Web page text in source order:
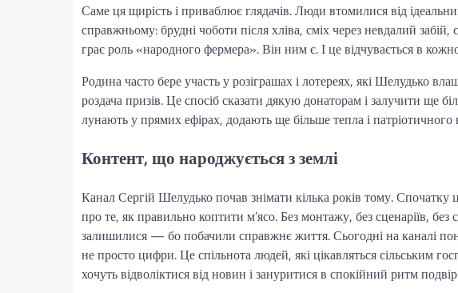
Саме ця щирість і приваблює глядачів. Люди втомилися від
справжньому: брудні чоботи після хліва, сміх через невдалий
грає роль «народного фермера». Він ним є. І це відчувається в
Родина часто бере участь у розіграшах і лотереях, які Шелудько
роздача призів. Це спосіб сказати дякую донаторам і залучити ще
лунають у прямих ефірах, додають ще більше тепла і
Контент, що народжується з землі
Канал Сергій Шелудько почав знімати кілька років тому.
про те, як правильно коптити м’ясо. Без монтажу, без сценаріїв,
залишилися — бо побачили справжнє життя. Сьогодні на каналі
не просто цифри. Це спільнота людей, які цікавляться сільським
хочуть відволіктися від новин і зануритися в спокійний ритм